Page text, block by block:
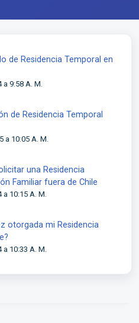
de Residencia Temporal en
9:58 A. M.
de Residencia Temporal
a 10:05 A. M.
una Residencia
Familiar fuera de Chile
10:15 A. M.
otorgada mi Residencia
10:33 A. M.